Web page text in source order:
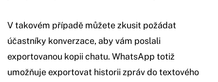
V takovém případě můžete zkusit požádat
účastníky konverzace, aby vám poslali
exportovanou kopii chatu. WhatsApp totiž
umožňuje exportovat historii zpráv do textového